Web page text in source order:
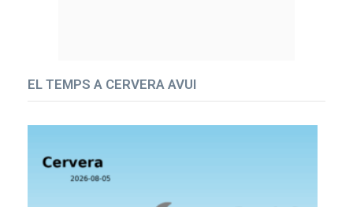
EL TEMPS A CERVERA AVUI